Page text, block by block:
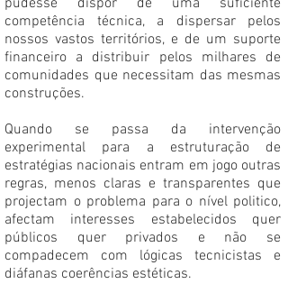
pudesse dispor de uma suficiente
competência técnica, a dispersar pelos
nossos vastos territórios, e de um suporte
financeiro a distribuir pelos milhares de
comunidades que necessitam das mesmas
construções.
Quando se passa da intervenção
experimental para a estruturação de
estratégias nacionais entram em jogo outras
regras, menos claras e transparentes que
projectam o problema para o nível politico,
afectam interesses estabelecidos quer
públicos quer privados e não se
compadecem com lógicas tecnicistas e
diáfanas coerências estéticas.